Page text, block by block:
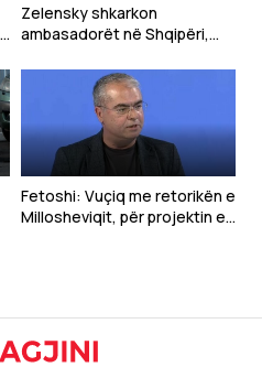
Zelensky shkarkon
ambasadorët në Shqipëri,
Fetoshi: Vuçiq me retorikën e
Millosheviqit, për projektin e